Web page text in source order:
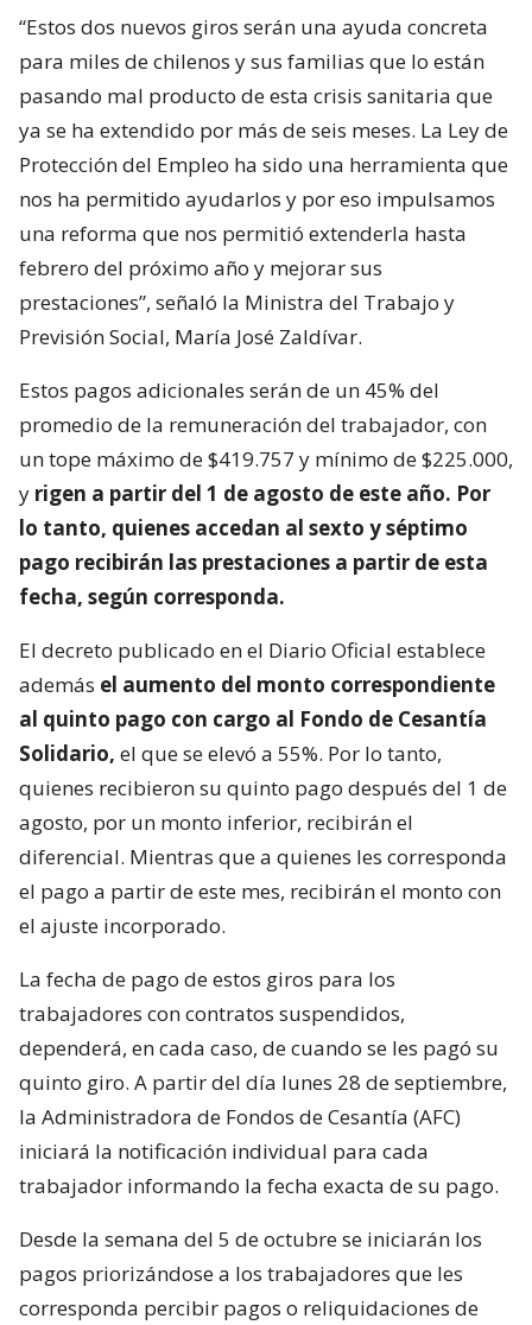
“Estos dos nuevos giros serán una ayuda concreta
para miles de chilenos y sus familias que lo están
pasando mal producto de esta crisis sanitaria que
ya se ha extendido por más de seis meses. La Ley de
Protección del Empleo ha sido una herramienta que
nos ha permitido ayudarlos y por eso impulsamos
una reforma que nos permitió extenderla hasta
febrero del próximo año y mejorar sus
prestaciones”, señaló la Ministra del Trabajo y
Previsión Social, María José Zaldívar.
Estos pagos adicionales serán de un 45% del
promedio de la remuneración del trabajador, con
un tope máximo de $419.757 y mínimo de $225.000,
y rigen a partir del 1 de agosto de este año. Por
lo tanto, quienes accedan al sexto y séptimo
pago recibirán las prestaciones a partir de esta
fecha, según corresponda.
El decreto publicado en el Diario Oficial establece
además el aumento del monto correspondiente
al quinto pago con cargo al Fondo de Cesantía
Solidario, el que se elevó a 55%. Por lo tanto,
quienes recibieron su quinto pago después del 1 de
agosto, por un monto inferior, recibirán el
diferencial. Mientras que a quienes les corresponda
el pago a partir de este mes, recibirán el monto con
el ajuste incorporado.
La fecha de pago de estos giros para los
trabajadores con contratos suspendidos,
dependerá, en cada caso, de cuando se les pagó su
quinto giro. A partir del día lunes 28 de septiembre,
la Administradora de Fondos de Cesantía (AFC)
iniciará la notificación individual para cada
trabajador informando la fecha exacta de su pago.
Desde la semana del 5 de octubre se iniciarán los
pagos priorizándose a los trabajadores que les
corresponda percibir pagos o reliquidaciones de